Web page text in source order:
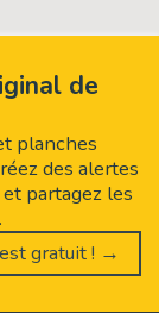
de
planches
des alertes
partagez les
gratuit ! →